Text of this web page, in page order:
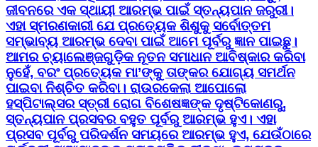
ଜୀବନରେ ଏକ ସ୍ଥାୟୀ ଆରମ୍ଭ ପାଇଁ ସ୍ତନ୍ୟପାନ ଜରୁରୀ।
ଏହା ସ୍ମରଣକାରୀ ଯେ ପ୍ରତ୍ୟେକ ଶିଶୁକୁ ସର୍ବୋତ୍ତମ
ସମ୍ଭାବ୍ୟ ଆରମ୍ଭ ଦେବା ପାଇଁ ଆମେ ପୂର୍ବରୁ ଜ୍ଞାନ ପାଇଛୁ।
ଆମର ଚ୍ୟାଲେଞ୍ଜଗୁଡ଼ିକ ନୂତନ ସମାଧାନ ଆବିଷ୍କାର କରିବା
ନୁହେଁ, ବରଂ ପ୍ରତ୍ୟେକ ମା’ଙ୍କୁ ତାଙ୍କର ଯୋଗ୍ୟ ସମର୍ଥନ
ପାଇବା ନିଶ୍ଚିତ କରିବା। ରାଉରକେଲା ଆପୋଲୋ
ହସ୍ପିଟାଲ୍ସର ସ୍ତ୍ରୀ ରୋଗ ବିଶେଷଜ୍ଞଙ୍କ ଦୃଷ୍ଟିକୋଣରୁ,
ସ୍ତନ୍ୟପାନ ପ୍ରସବର ବହୁତ ପୂର୍ବରୁ ଆରମ୍ଭ ହୁଏ। ଏହା
ପ୍ରସବ ପୂର୍ବରୁ ପରିଦର୍ଶନ ସମୟରେ ଆରମ୍ଭ ହୁଏ, ଯେଉଁଠାରେ